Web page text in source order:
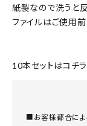
紙製なので洗うと
ファイルはご使用
10本セットはコチラ
■お客様都合によ